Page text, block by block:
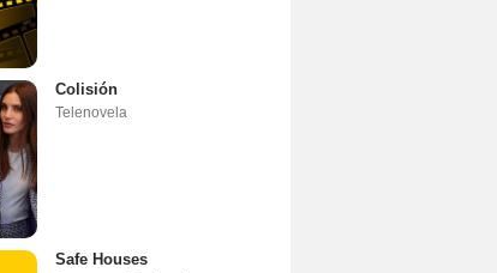
Colisión
Telenovela
Safe Houses